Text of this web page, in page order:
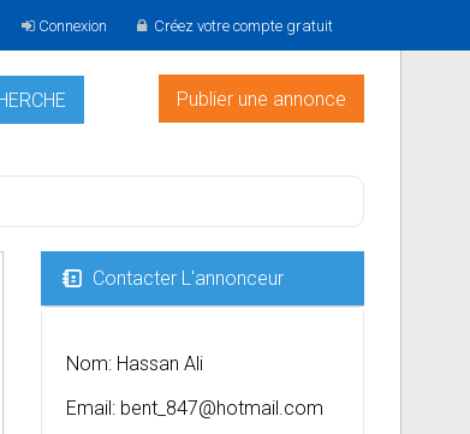
Connexion Créez votre compte gratuit
Publier une annonce
Contacter L'annonceur
Nom: Hassan Ali
Email: bent_847@hotmail.com